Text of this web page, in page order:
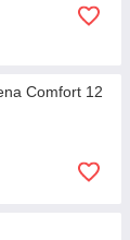
Comfort 12